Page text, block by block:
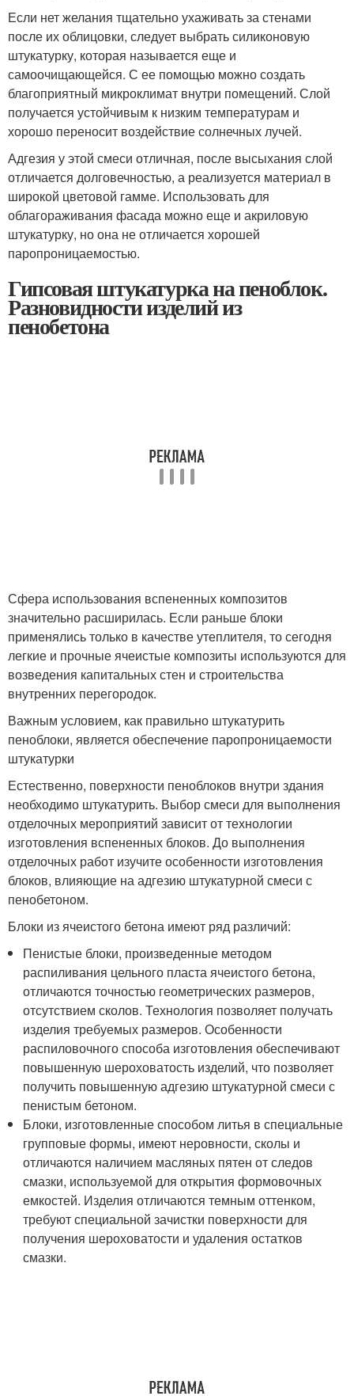
Если нет желания тщательно ухаживать за стенами
после их облицовки, следует выбрать силиконовую
штукатурку, которая называется еще и
самоочищающейся. С ее помощью можно создать
благоприятный микроклимат внутри помещений. Слой
получается устойчивым к низким температурам и
хорошо переносит воздействие солнечных лучей.
Адгезия у этой смеси отличная, после высыхания слой
отличается долговечностью, а реализуется материал в
широкой цветовой гамме. Использовать для
облагораживания фасада можно еще и акриловую
штукатурку, но она не отличается хорошей
паропроницаемостью.
Гипсовая штукатурка на пеноблок.
Разновидности изделий из
пенобетона
Сфера использования вспененных композитов
значительно расширилась. Если раньше блоки
применялись только в качестве утеплителя, то сегодня
легкие и прочные ячеистые композиты используются для
возведения капитальных стен и строительства
внутренних перегородок.
Важным условием, как правильно штукатурить
пеноблоки, является обеспечение паропроницаемости
штукатурки
Естественно, поверхности пеноблоков внутри здания
необходимо штукатурить. Выбор смеси для выполнения
отделочных мероприятий зависит от технологии
изготовления вспененных блоков. До выполнения
отделочных работ изучите особенности изготовления
блоков, влияющие на адгезию штукатурной смеси с
пенобетоном.
Блоки из ячеистого бетона имеют ряд различий:
Пенистые блоки, произведенные методом
распиливания цельного пласта ячеистого бетона,
отличаются точностью геометрических размеров,
отсутствием сколов. Технология позволяет получать
изделия требуемых размеров. Особенности
распиловочного способа изготовления обеспечивают
повышенную шероховатость изделий, что позволяет
получить повышенную адгезию штукатурной смеси с
пенистым бетоном.
Блоки, изготовленные способом литья в специальные
групповые формы, имеют неровности, сколы и
отличаются наличием масляных пятен от следов
смазки, используемой для открытия формовочных
емкостей. Изделия отличаются темным оттенком,
требуют специальной зачистки поверхности для
получения шероховатости и удаления остатков
смазки.